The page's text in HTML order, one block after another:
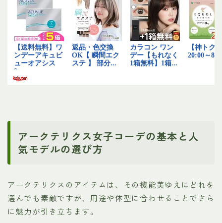
アークテリクス女子コーデの基本と人
気モデルの選び方
アークテリクスのアイテムは、その機能美ゆえにどれを
選んでも素敵ですが、用途や体型に合わせることでさら
に魅力が引き立ちます。